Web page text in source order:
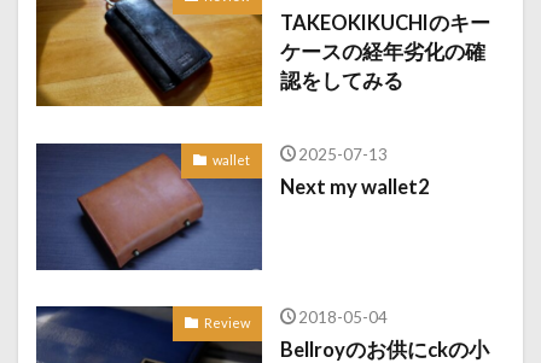
TAKEOKIKUCHIのキー
ケースの経年劣化の確
認をしてみる
wallet 2025-07-13
Next my wallet2
Review 2018-05-04
Bellroyのお供にckの小